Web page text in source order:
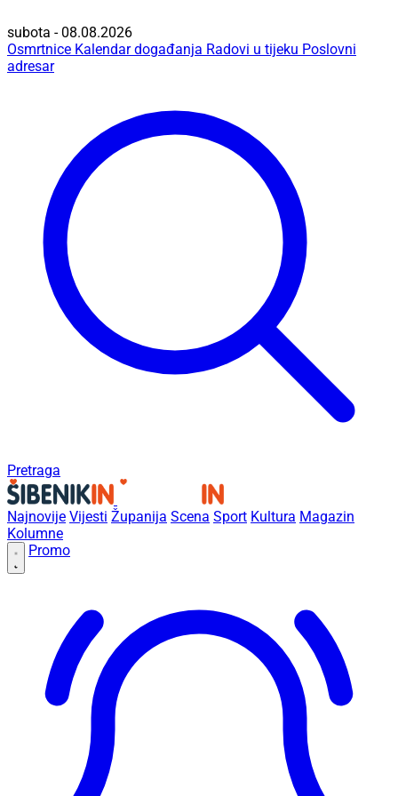
subota - 08.08.2026
Osmrtnice Kalendar događanja Radovi u tijeku Poslovni
adresar
Pretraga
Najnovije Vijesti Županija Scena Sport Kultura Magazin
Kolumne
Promo